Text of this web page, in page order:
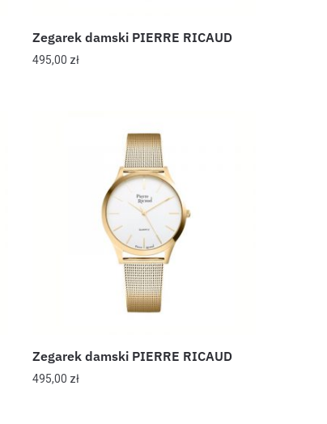
Zegarek damski PIERRE RICAUD
495,00 zł
Zegarek damski PIERRE RICAUD
495,00 zł